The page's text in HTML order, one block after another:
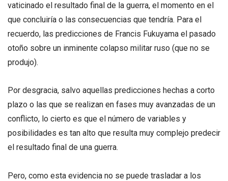
vaticinado el resultado final de la guerra, el momento en el
que concluiría o las consecuencias que tendría. Para el
recuerdo, las predicciones de Francis Fukuyama el pasado
otoño sobre un inminente colapso militar ruso (que no se
produjo).
Por desgracia, salvo aquellas predicciones hechas a corto
plazo o las que se realizan en fases muy avanzadas de un
conflicto, lo cierto es que el número de variables y
posibilidades es tan alto que resulta muy complejo predecir
el resultado final de una guerra.
Pero, como esta evidencia no se puede trasladar a los